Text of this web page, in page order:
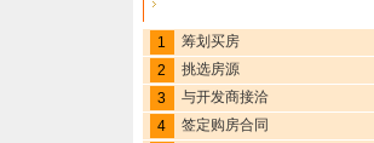
1
筹划买房
2
挑选房源
3
与开发商接洽
4
签定购房合同